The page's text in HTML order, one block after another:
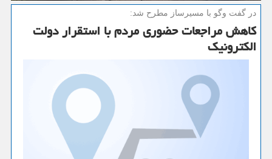
در گفت وگو با مسیرساز مطرح شد:
كاهش مراجعات حضوری مردم با استقرار دولت
الكترونیك